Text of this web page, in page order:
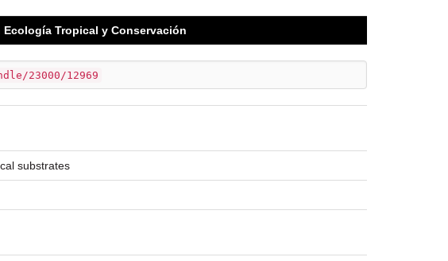
Ecología Tropical y Conservación
23000/12969
substrates